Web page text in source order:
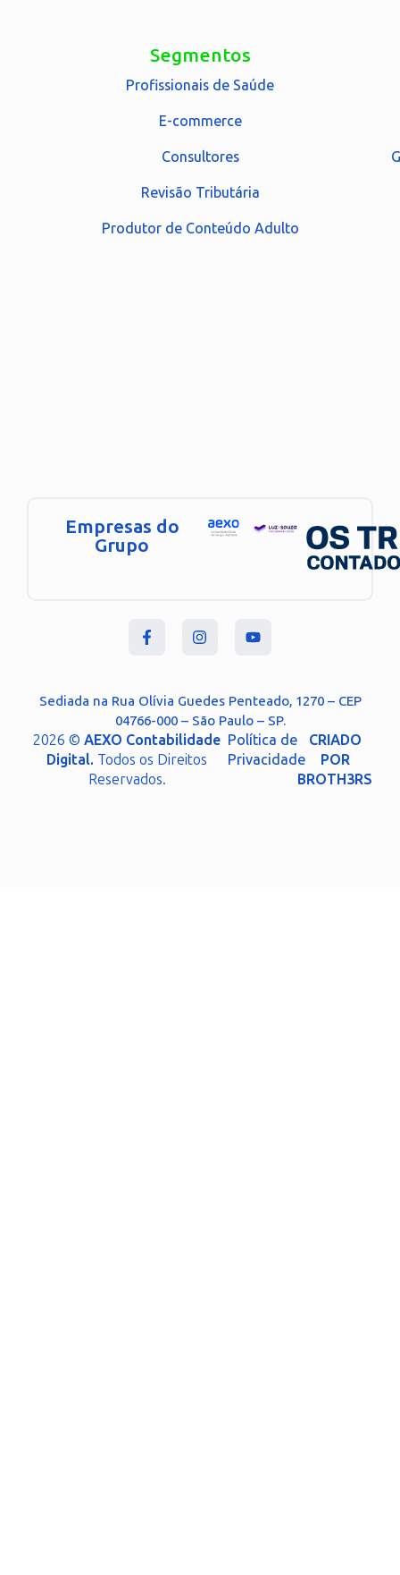
Segmentos
Profissionais de Saúde
E-commerce
Consultores
Revisão Tributária
Produtor de Conteúdo Adulto
Empresas do
Grupo
Sediada na Rua Olívia Guedes Penteado, 1270 – CEP
04766-000 – São Paulo – SP.
2026 ©AEXO Contabilidade
Digital. Todos os Direitos
Reservados.
Política de
Privacidade
CRIADO
POR
BROTH3RS